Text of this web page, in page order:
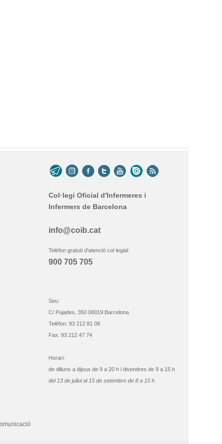
Col·legi Oficial d'Infermeres i
Infermers de Barcelona
info@coib.cat
Telèfon gratuït d'atenció col·legial:
900 705 705
Seu:
C/ Pujades, 350 08019 Barcelona
Telèfon: 93 212 81 08
Fax: 93 212 47 74
Horari:
de dilluns a dijous de 9 a 20 h i divendres de 9 a 15 h
del 13 de juliol al 15 de setembre de 8 a 15 h